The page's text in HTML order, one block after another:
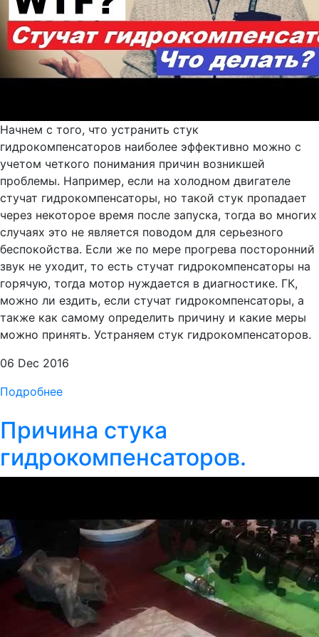
Начнем с того, что устранить стук
гидрокомпенсаторов наиболее эффективно можно с
учетом четкого понимания причин возникшей
проблемы. Например, если на холодном двигателе
стучат гидрокомпенсаторы, но такой стук пропадает
через некоторое время после запуска, тогда во многих
случаях это не является поводом для серьезного
беспокойства. Если же по мере прогрева посторонний
звук не уходит, то есть стучат гидрокомпенсаторы на
горячую, тогда мотор нуждается в диагностике. ГК,
можно ли ездить, если стучат гидрокомпенсаторы, а
также как самому определить причину и какие меры
можно принять. Устраняем стук гидрокомпенсаторов.
06 Dec 2016
Подробнее
Причина стука
гидрокомпенсаторов.